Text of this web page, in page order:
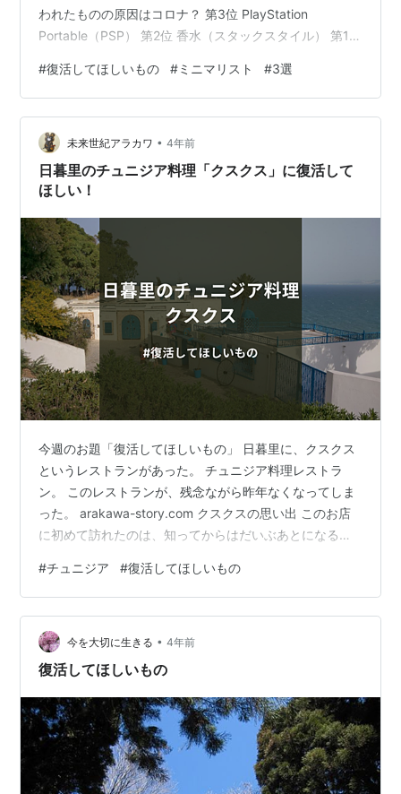
われたものの原因はコロナ？ 第3位 PlayStation
Portable（PSP） 第2位 香水（スタックスタイル） 第1位
コロナ？ 私が今、切実に復活してほしいと願うものが失
われた原因は、半分はコロナで半分は時代だと思ってい
ます。 時の流れに逆らうことは難しく、逆らおうとする
と自分が生きづらくなってしまうもの。 まるで鮭の産卵
です。 しばらく、数年は諦めていたのですが、最近傷
つ…
#復活してほしいもの #ミニマリスト #3選
未来世紀アラカワ • 4年前
日暮里のチュニジア料理「クスクス」に復活して
ほしい！
今週のお題「復活してほしいもの」 日暮里に、クスクス
というレストランがあった。 チュニジア料理レストラ
ン。 このレストランが、残念ながら昨年なくなってしま
った。 arakawa-story.com クスクスの思い出 このお店
に初めて訪れたのは、知ってからはだいぶあとになる。
入居する雑居ビルの中にあり入りづらかったのを覚えて
いる。 なので初めて知ってから数年、気になるけど入ら
ないという場所であった。 大学を卒業して大学院に入
り、そろそろ好き勝手な時間の使い方ができなくなると
いう切迫感があったのだろうか、学生時代の末期に妙に
#チュニジア #復活してほしいもの
今を大切に生きる • 4年前
復活してほしいもの